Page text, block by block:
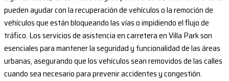
pueden ayudar con la recuperación de vehículos o la remoción de
vehículos que están bloqueando las vías o impidiendo el flujo de
tráfico. Los servicios de asistencia en carretera en Villa Park son
esenciales para mantener la seguridad y funcionalidad de las áreas
urbanas, asegurando que los vehículos sean removidos de las calles
cuando sea necesario para prevenir accidentes y congestión.